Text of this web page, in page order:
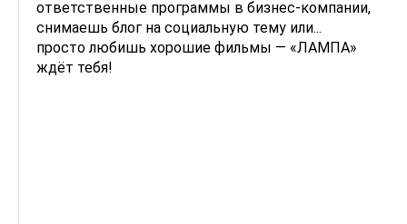
ответственные программы в бизнес-компании,
снимаешь блог на социальную тему или...
просто любишь хорошие фильмы — «ЛАМПА»
ждёт тебя!